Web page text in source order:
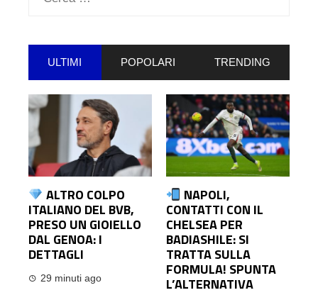
ULTIMI POPOLARI TRENDING
ALTRO COLPO
ITALIANO DEL BVB,
PRESO UN GIOIELLO
DAL GENOA: I
DETTAGLI
29 minuti ago
NAPOLI,
CONTATTI CON IL
CHELSEA PER
BADIASHILE: SI
TRATTA SULLA
FORMULA! SPUNTA
L’ALTERNATIVA